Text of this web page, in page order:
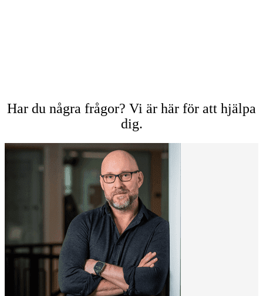
Har du några frågor? Vi är här för att hjälpa
dig.